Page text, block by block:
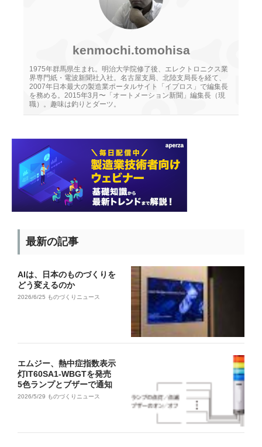
kenmochi.tomohisa
1975年群馬県生まれ。明治大学院修了後、エレクトロニクス業
界専門紙・電波新聞社入社。名古屋支局、北陸支局長を経て、
2007年日本最大の製造業ポータルサイト「イプロス」で編集長
を務める。2015年3月〜「オートメーション新聞」編集長（現
職）。趣味は釣りとダーツ。
最新の記事
AIは、日本のものづくりを
どう変えるのか
2026/6/25 ものづくりニュース
エムジー、熱中症指数表示
灯IT60SA1-WBGTを発売
5色ランプとブザーで通知
2026/5/29 ものづくりニュース